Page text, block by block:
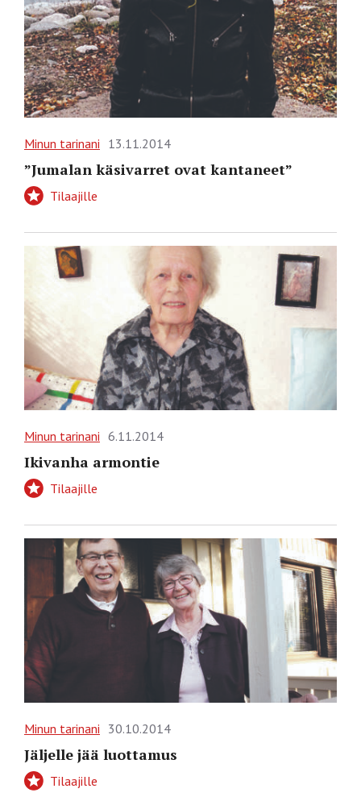
Minun tarinani 13.11.2014
”Jumalan käsivarret ovat kantaneet”
Tilaajille
Minun tarinani 6.11.2014
Ikivanha armontie
Tilaajille
Minun tarinani 30.10.2014
Jäljelle jää luottamus
Tilaajille